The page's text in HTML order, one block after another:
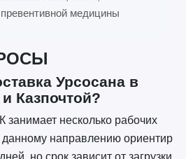
превентивной медицины
Урсосана в
Казпочтой?
несколько рабочих
направлению ориентир